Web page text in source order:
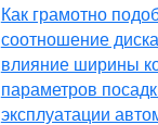
Как грамотно
соотношение
влияние ширины
параметров
эксплуатации